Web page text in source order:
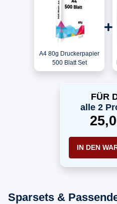
A4 80g Druckerpapier
500 Blatt Set
FÜR
alle 2
IN DEN
Sparsets &